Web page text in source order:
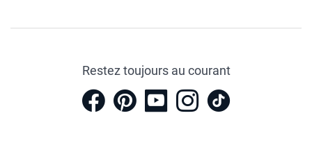
Restez toujours au courant